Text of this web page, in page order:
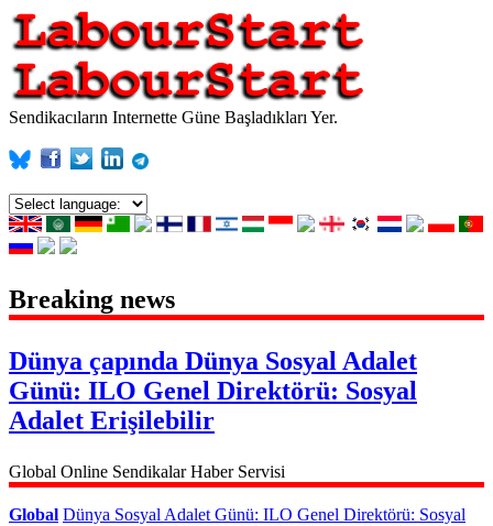
Sendikacıların Internette Güne Başladıkları Yer.
Breaking news
Dünya çapında Dünya Sosyal Adalet
Günü: ILO Genel Direktörü: Sosyal
Adalet Erişilebilir
Global Online Sendikalar Haber Servisi
Global Dünya Sosyal Adalet Günü: ILO Genel Direktörü: Sosyal